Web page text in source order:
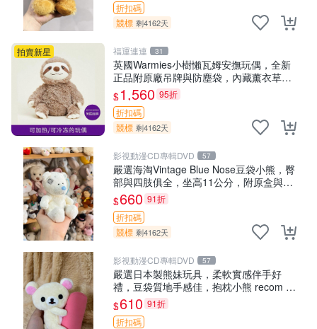
折扣碼
競標 剩4162天
拍賣新星 福運連連 31
英國Warmies小樹懶瓦姆安撫玩偶，全新
正品附原廠吊牌與防塵袋，內藏薰衣草可
加熱，適合各個年齡層，冷暖兩用享受抱
抱樂趣，不容錯過嚴選好物 溫暖 冷感
$1,560 95折
折扣碼
競標 剩4162天
影視動漫CD專輯DVD 57
嚴選海淘Vintage Blue Nose豆袋小熊，臀
部與四肢俱全，坐高11公分，附原盒與吊
牌收藏。藍鼻子小熊，值得擁有 玩具 憶熊
$660 91折
折扣碼
競標 剩4162天
影視動漫CD專輯DVD 57
嚴選日本製熊妹玩具，柔軟實感伴手好
禮，豆袋質地手感佳，抱枕小熊 recom 推
薦 白色豆袋 玩具
$610 91折
折扣碼